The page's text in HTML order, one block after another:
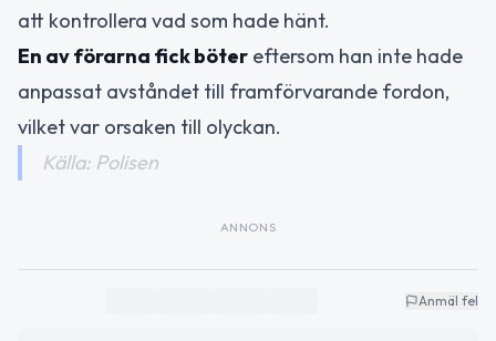
att kontrollera vad som hade hänt.
En av förarna fick böter eftersom han inte hade
anpassat avståndet till framförvarande fordon,
vilket var orsaken till olyckan.
Källa: Polisen
ANNONS
Anmäl fel